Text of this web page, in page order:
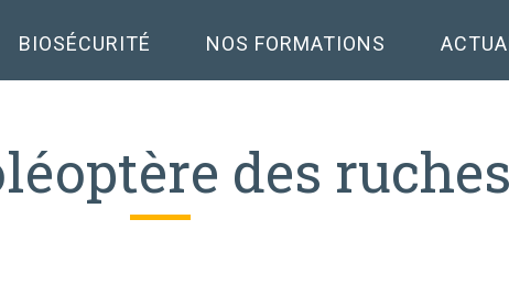
BIOSÉCURITÉ NOS FORMATIONS
des ruches